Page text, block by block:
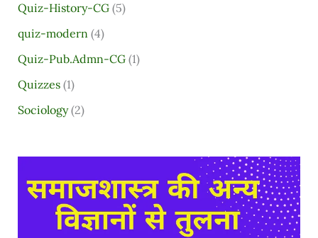
Quiz-History-CG(5)
quiz-modern(4)
Quiz-Pub.Admn-CG(1)
Quizzes(1)
Sociology(2)